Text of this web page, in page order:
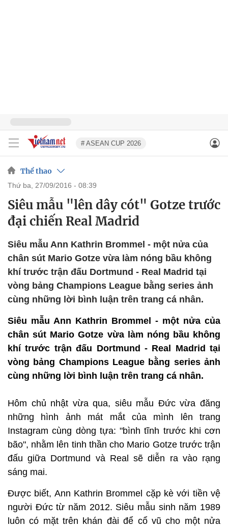
# ASEAN CUP 2026
Thể thao
thứ ba, 27/09/2016 - 08:39
Siêu mẫu "lên dây cót" Gotze trước
đại chiến Real Madrid
Siêu mẫu Ann Kathrin Brommel - một nửa của
chân sút Mario Gotze vừa làm nóng bầu không
khí trước trận đấu Dortmund - Real Madrid tại
vòng bảng Champions League bằng series ảnh
cùng những lời bình luận trên trang cá nhân.
Siêu mẫu Ann Kathrin Brommel - một nửa của
chân sút Mario Gotze vừa làm nóng bầu không
khí trước trận đấu Dortmund - Real Madrid tại
vòng bảng Champions League bằng series ảnh
cùng những lời bình luận trên trang cá nhân.
Hôm chủ nhật vừa qua, siêu mẫu Đức vừa đăng
những hình ảnh mát mắt của mình lên trang
Instagram cùng dòng tựa: "bình tĩnh trước khi cơn
bão", nhằm lên tinh thần cho Mario Gotze trước trận
đấu giữa Dortmund và Real sẽ diễn ra vào rạng
sáng mai.
Được biết, Ann Kathrin Brommel cặp kè với tiền vệ
người Đức từ năm 2012. Siêu mẫu sinh năm 1989
luôn có mặt trên khán đài để cổ vũ cho một nửa